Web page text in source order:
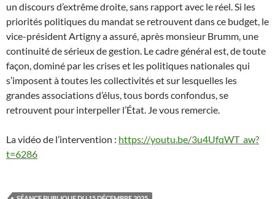
un discours d’extrême droite, sans rapport avec le réel. Si les
priorités politiques du mandat se retrouvent dans ce budget, le
vice-président Artigny a assuré, après monsieur Brumm, une
continuité de sérieux de gestion. Le cadre général est, de toute
façon, dominé par les crises et les politiques nationales qui
s’imposent à toutes les collectivités et sur lesquelles les
grandes associations d’élus, tous bords confondus, se
retrouvent pour interpeller l’État. Je vous remercie.
La vidéo de l’intervention : https://youtu.be/3u4UfqWT_aw?
t=6286